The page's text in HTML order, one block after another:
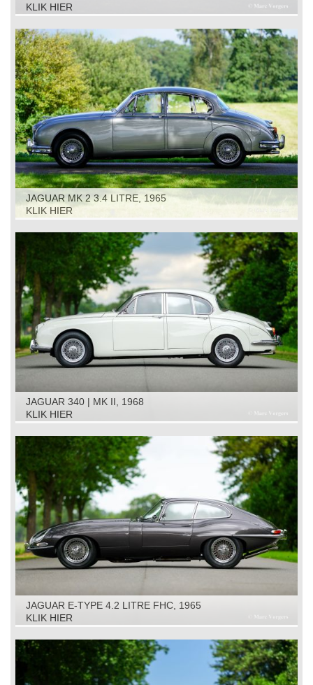
KLIK HIER
JAGUAR MK 2 3.4 LITRE, 1965
KLIK HIER
JAGUAR 340 | MK II, 1968
KLIK HIER
JAGUAR E-TYPE 4.2 LITRE FHC, 1965
KLIK HIER